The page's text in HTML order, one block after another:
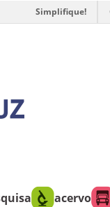
Simplifique!
acervo